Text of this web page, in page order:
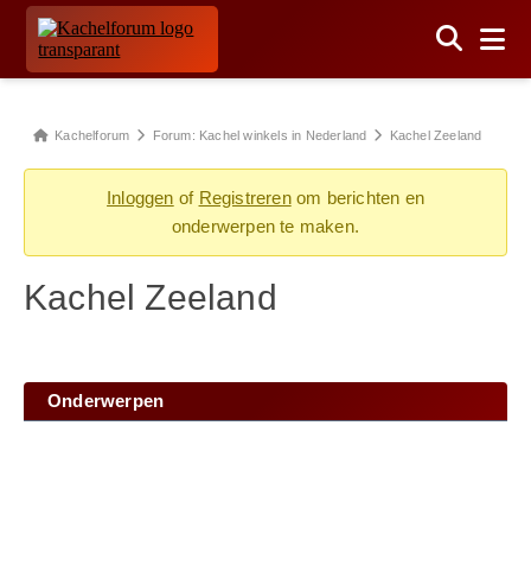
Kachelforum Forum: Kachel winkels in Nederland Kachel Zeeland
Inloggen of Registrerenom berichten en
onderwerpen te maken.
Kachel Zeeland
Onderwerpen